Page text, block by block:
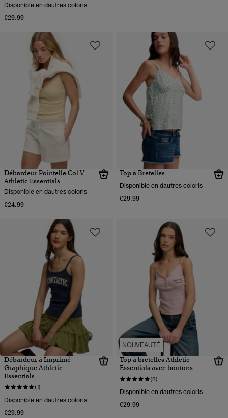
Disponible en dautres coloris
€29.99
Débardeur Pointelle Col V
Athletic Essentials
Disponible en dautres coloris
€24.99
Top à Bretelles
Disponible en dautres coloris
€29.99
Débardeur à Imprimé
Graphique Athletic
Essentials
(1)
Disponible en dautres coloris
€29.99
NOUVEAUTÉ
Top à bretelles Athletic
Essentials avec boutons
(2)
Disponible en dautres coloris
€29.99